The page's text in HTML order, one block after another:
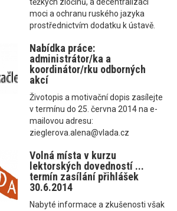
těžkých zločinů, a decentralizaci
moci a ochranu ruského jazyka
prostřednictvím dodatku k ústavě.
Nabídka práce:
administrátor/ka a
koordinátor/rku odborných
akcí
Životopis a motivační dopis zasílejte
v termínu do 25. června 2014 na e-
mailovou adresu:
zieglerova.alena@vlada.cz
Volná místa v kurzu
lektorských dovedností ...
termín zasílání přihlášek
30.6.2014
Nabyté informace a zkušenosti však